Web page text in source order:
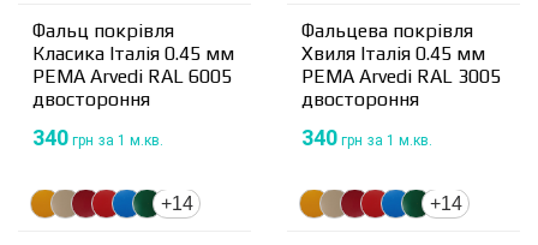
Фальц покрівля
Класика Італія 0.45 мм
PEMA Arvedi RAL 6005
двостороння
340 грн за 1 м.кв.
Фальцева покрівля
Хвиля Італія 0.45 мм
PEMA Arvedi RAL 3005
двостороння
340 грн за 1 м.кв.
+14 +14